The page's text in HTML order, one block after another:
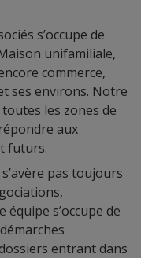
s’occupe de
unifamiliale,
commerce,
ses environs. Notre
les zones de
aux
futurs.
pas toujours
s’occupe de
entrant dans